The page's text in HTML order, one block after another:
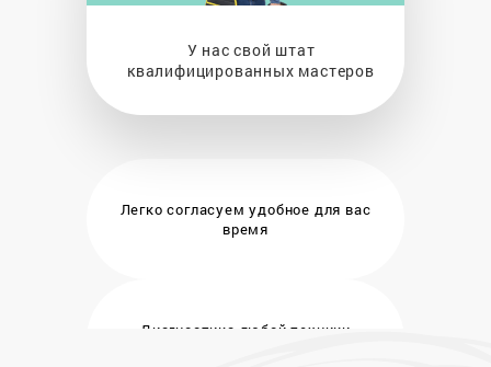
У нас свой штат
квалифицированных мастеров
Легко согласуем удобное для вас
время
Диагностика любой техники